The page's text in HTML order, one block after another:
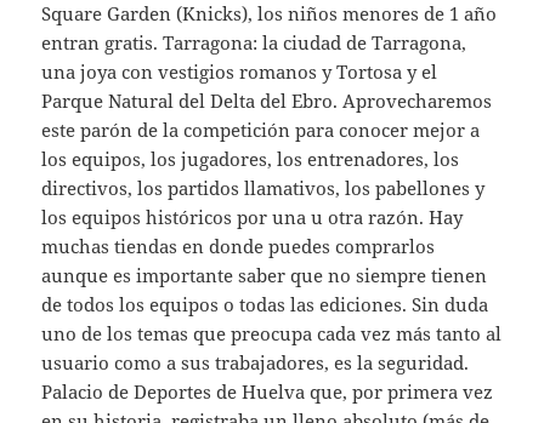
Square Garden (Knicks), los niños menores de 1 año
entran gratis. Tarragona: la ciudad de Tarragona,
una joya con vestigios romanos y Tortosa y el
Parque Natural del Delta del Ebro. Aprovecharemos
este parón de la competición para conocer mejor a
los equipos, los jugadores, los entrenadores, los
directivos, los partidos llamativos, los pabellones y
los equipos históricos por una u otra razón. Hay
muchas tiendas en donde puedes comprarlos
aunque es importante saber que no siempre tienen
de todos los equipos o todas las ediciones. Sin duda
uno de los temas que preocupa cada vez más tanto al
usuario como a sus trabajadores, es la seguridad.
Palacio de Deportes de Huelva que, por primera vez